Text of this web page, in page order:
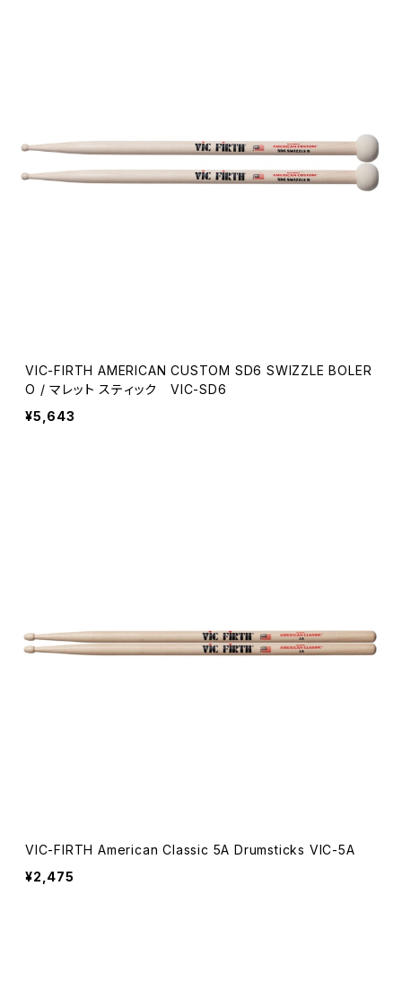
VIC-FIRTH AMERICAN CUSTOM SD6 SWIZZLE BOLER
O / マレット スティック VIC-SD6
¥5,643
VIC-FIRTH American Classic 5A Drumsticks VIC-5A
¥2,475